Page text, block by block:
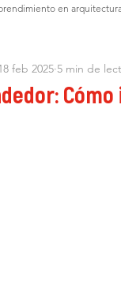
en
feb 2025 5 min de